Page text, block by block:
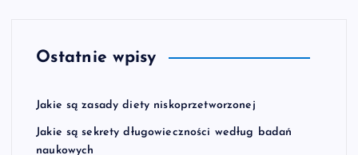
Ostatnie wpisy
Jakie są zasady diety niskoprzetworzonej
Jakie są sekrety długowieczności według badań
naukowych